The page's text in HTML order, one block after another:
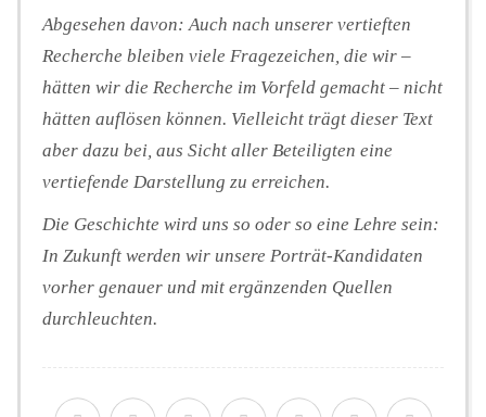
Abgesehen davon: Auch nach unserer vertieften
Recherche bleiben viele Fragezeichen, die wir –
hätten wir die Recherche im Vorfeld gemacht – nicht
hätten auflösen können. Vielleicht trägt dieser Text
aber dazu bei, aus Sicht aller Beteiligten eine
vertiefende Darstellung zu erreichen.
Die Geschichte wird uns so oder so eine Lehre sein:
In Zukunft werden wir unsere Porträt-Kandidaten
vorher genauer und mit ergänzenden Quellen
durchleuchten.